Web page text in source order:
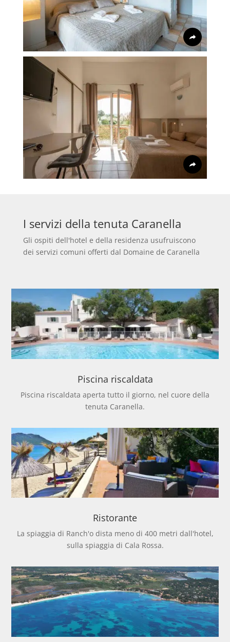
I servizi della tenuta Caranella
Gli ospiti dell'hotel e della residenza usufruiscono
dei servizi comuni offerti dal Domaine de Caranella
Piscina riscaldata
Piscina riscaldata aperta tutto il giorno, nel cuore della
tenuta Caranella.
Ristorante
La spiaggia di Ranch'o dista meno di 400 metri dall'hotel,
sulla spiaggia di Cala Rossa.